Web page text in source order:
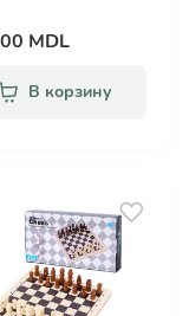
MDL
В корзину